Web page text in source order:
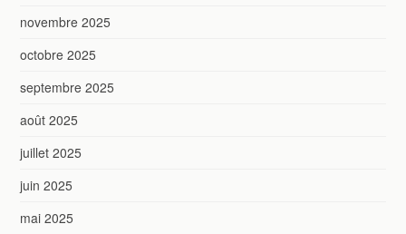
novembre 2025
octobre 2025
septembre 2025
août 2025
juillet 2025
juin 2025
mai 2025